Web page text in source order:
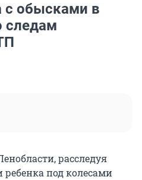
с обысками в
следам
расследуя
ребенка под колесами